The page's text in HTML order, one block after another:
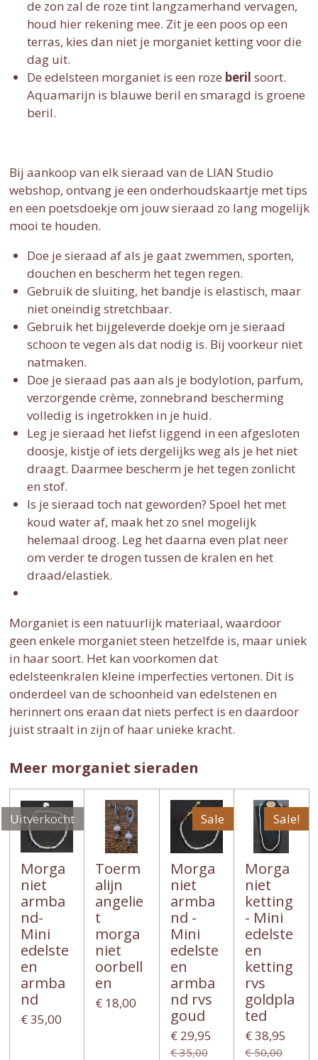
de zon zal de roze tint langzamerhand vervagen,
houd hier rekening mee. Zit je een poos op een
terras, kies dan niet je morganiet ketting voor die
dag uit.
De edelsteen morganiet is een roze beril soort.
Aquamarijn is blauwe beril en smaragd is groene
beril.
Bij aankoop van elk sieraad van de LIAN Studio
webshop, ontvang je een onderhoudskaartje met tips
en een poetsdoekje om jouw sieraad zo lang mogelijk
mooi te houden.
Doe je sieraad af als je gaat zwemmen, sporten,
douchen en bescherm het tegen regen.
Gebruik de sluiting, het bandje is elastisch, maar
niet oneindig stretchbaar.
Gebruik het bijgeleverde doekje om je sieraad
schoon te vegen als dat nodig is. Bij voorkeur niet
natmaken.
Doe je sieraad pas aan als je bodylotion, parfum,
verzorgende crème, zonnebrand bescherming
volledig is ingetrokken in je huid.
Leg je sieraad het liefst liggend in een afgesloten
doosje, kistje of iets dergelijks weg als je het niet
draagt. Daarmee bescherm je het tegen zonlicht
en stof.
Is je sieraad toch nat geworden? Spoel het met
koud water af, maak het zo snel mogelijk
helemaal droog. Leg het daarna even plat neer
om verder te drogen tussen de kralen en het
draad/elastiek.
Morganiet is een natuurlijk materiaal, waardoor
geen enkele morganiet steen hetzelfde is, maar uniek
in haar soort. Het kan voorkomen dat
edelsteenkralen kleine imperfecties vertonen. Dit is
onderdeel van de schoonheid van edelstenen en
herinnert ons eraan dat niets perfect is en daardoor
juist straalt in zijn of haar unieke kracht.
Meer morganiet sieraden
Uitverkocht
Morga
niet
armba
nd-
Mini
edelste
en
armba
nd
€ 35,00
Toerm
alijn
angelie
t
morga
niet
oorbell
en
€ 18,00
Sale
Morga
niet
armba
nd -
Mini
edelste
en
armba
nd rvs
goud
€ 29,95
€ 35,00
Sale!
Morga
niet
ketting
- Mini
edelste
en
ketting
rvs
goldpla
ted
€ 38,95
€ 50,00